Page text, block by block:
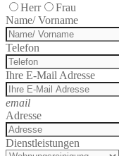
Herr
Frau
Name/ Vorname
Telefon
Ihre E-Mail Adresse
email
Adresse
Dienstleistungen